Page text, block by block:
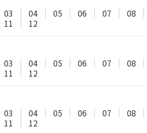
03 04 05 06 07
08
11 12
03 04 05 06 07
08
11 12
03 04 05 06 07
08
11 12